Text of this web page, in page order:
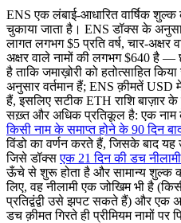
ENS एक लंबाई-आधारित वार्षिक
चुकाया जाता है। ENS डॉक्स के
लागत लगभग $5 प्रति वर्ष, चार-
अक्षर वाले नामों की लगभग $640 है —
है ताकि जमाख़ोरी को हतोत्साहित
अनुसार वर्तमान हैं; ENS क़ीमतें USD
हैं, इसलिए सटीक ETH राशि बाज़ार के
सख़्त और अधिक प्रतिकूल है: एक नाम
किसी नाम के समाप्त होने के 90 दिन
विंडो का वर्णन करते हैं, जिसके बाद
जिसे डॉक्सएक 21 दिन की डच नीलामी
ऊँचे से शुरू होता है और सामान्य शुल्क
लिए, वह नीलामी एक जोखिम भी है
प्रतिद्वंद्वी उसे झपट सकते हैं) और एक
डच क़ीमत गिरते ही प्रीमियम नामों पर